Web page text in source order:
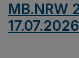
MB.NRW
17.07.2026